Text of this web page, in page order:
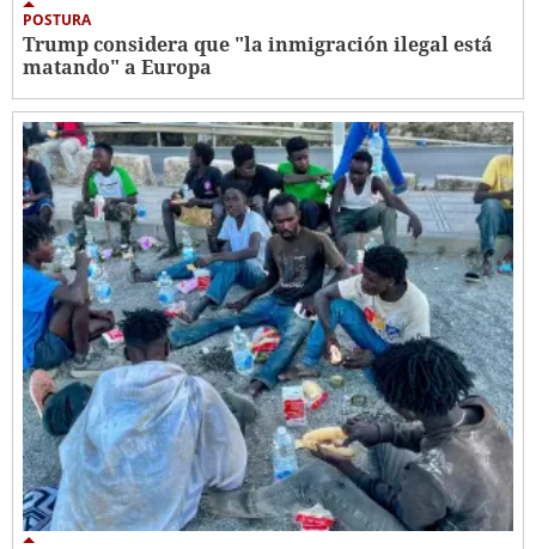
POSTURA
Trump considera que "la inmigración ilegal está
matando" a Europa